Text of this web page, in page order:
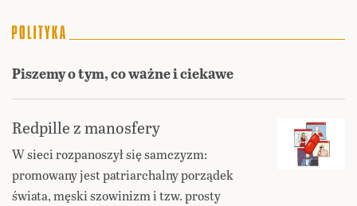
Piszemy o tym, co ważne i ciekawe
Redpille z manosfery
W sieci rozpanoszył się samczyzm:
promowany jest patriarchalny porządek
świata, męski szowinizm i tzw. prosty